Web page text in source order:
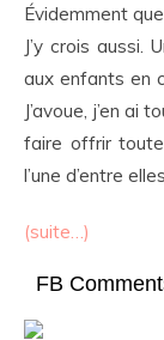
Évidemment
J’y crois aussi.
aux enfants en
J’avoue, j’en ai
faire offrir
l’une d’entre elles.
(suite…)
FB